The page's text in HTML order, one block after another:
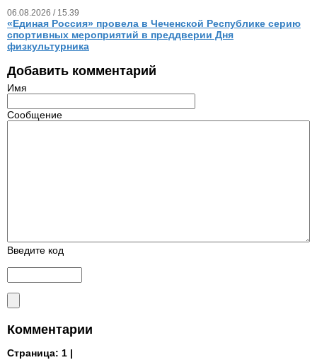
06.08.2026 / 15.39
«Единая Россия» провела в Чеченской Республике серию
спортивных мероприятий в преддверии Дня
физкультурника
Добавить комментарий
Имя
Сообщение
Введите код
Комментарии
Страница: 1 |